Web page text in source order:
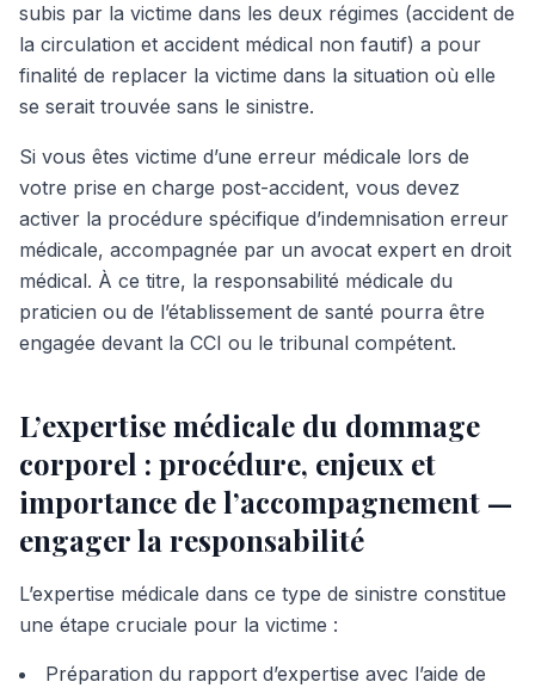
subis par la victime dans les deux régimes (accident de
la circulation et accident médical non fautif) a pour
finalité de replacer la victime dans la situation où elle
se serait trouvée sans le sinistre.
Si vous êtes victime d’une erreur médicale lors de
votre prise en charge post-accident, vous devez
activer la procédure spécifique d’indemnisation erreur
médicale, accompagnée par un avocat expert en droit
médical. À ce titre, la responsabilité médicale du
praticien ou de l’établissement de santé pourra être
engagée devant la CCI ou le tribunal compétent.
L’expertise médicale du dommage
corporel : procédure, enjeux et
importance de l’accompagnement —
engager la responsabilité
L’expertise médicale dans ce type de sinistre constitue
une étape cruciale pour la victime :
Préparation du rapport d’expertise avec l’aide de